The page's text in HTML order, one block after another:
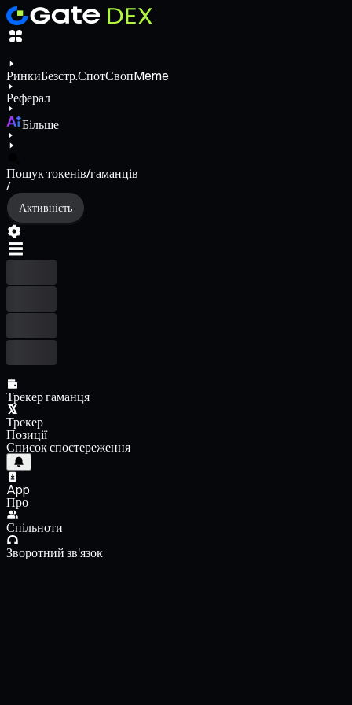
РинкиБезстр.СпотСвопMeme
Реферал
Більше
Пошук токенів/гаманців
/
Активність
Трекер гаманця
Трекер
Позиції
Список спостереження
App
Про
Спільноти
Зворотний зв'язок